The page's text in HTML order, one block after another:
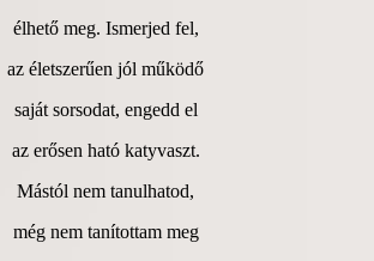
élhető meg. Ismerjed fel,
az életszerűen jól működő
saját sorsodat, engedd el
az erősen ható katyvaszt.
Mástól nem tanulhatod,
még nem tanítottam meg